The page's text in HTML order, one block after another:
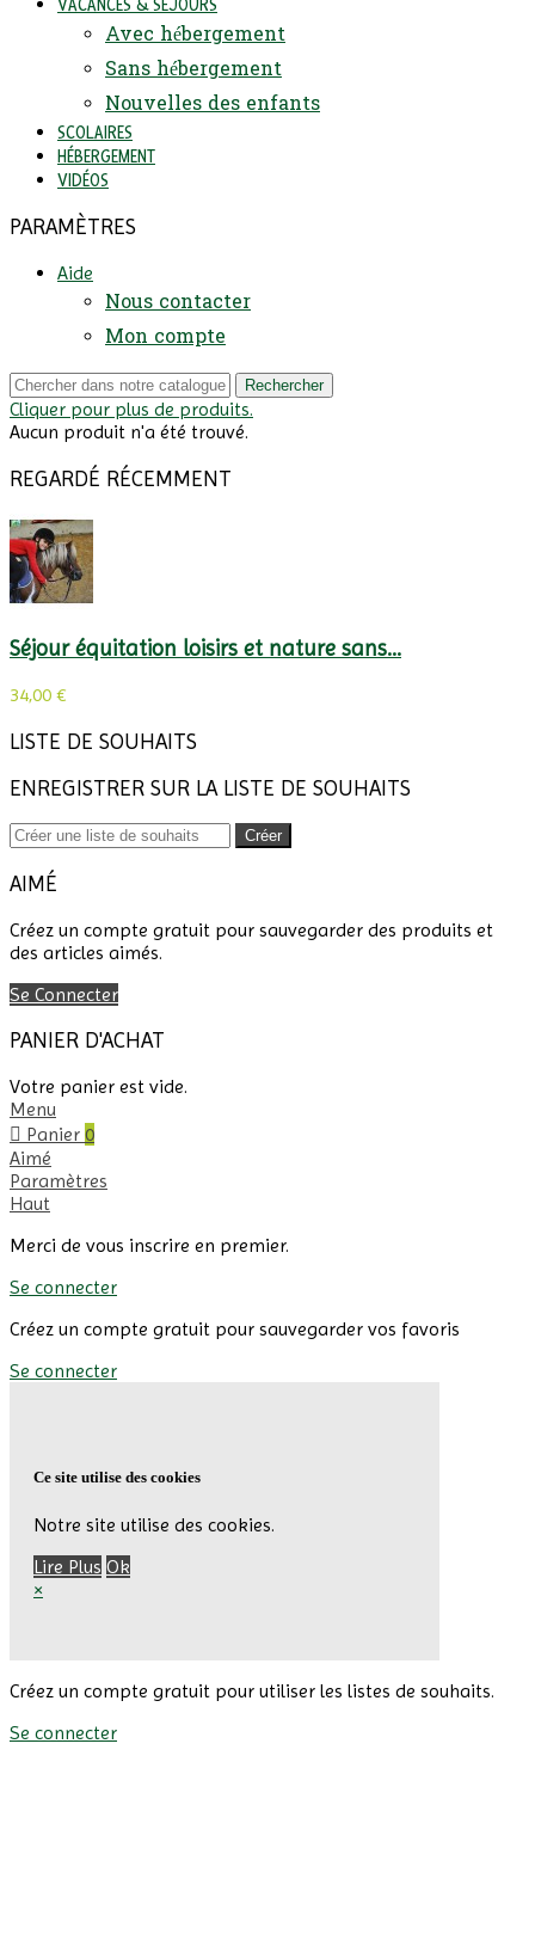
VACANCES & SÉJOURS
Avec hébergement
Sans hébergement
Nouvelles des enfants
SCOLAIRES
HÉBERGEMENT
VIDÉOS
PARAMÈTRES
Aide
Nous contacter
Mon compte
Rechercher
Cliquer pour plus de produits.
Aucun produit n'a été trouvé.
REGARDÉ RÉCEMMENT
Séjour équitation loisirs et nature sans...
34,00 €
LISTE DE SOUHAITS
ENREGISTRER SUR LA LISTE DE SOUHAITS
Créer
AIMÉ
Créez un compte gratuit pour sauvegarder des produits et
des articles aimés.
Se Connecter
PANIER D'ACHAT
Votre panier est vide.
Menu
Panier 0
Aimé
Paramètres
Haut
Merci de vous inscrire en premier.
Se connecter
Créez un compte gratuit pour sauvegarder vos favoris
Se connecter
Ce site utilise des cookies
Notre site utilise des cookies.
Lire Plus Ok
×
Créez un compte gratuit pour utiliser les listes de souhaits.
Se connecter